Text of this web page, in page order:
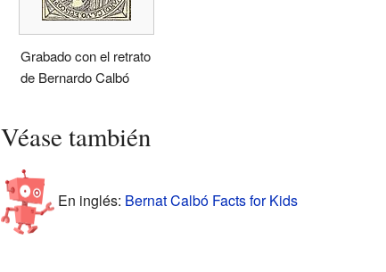
Grabado con el retrato
de Bernardo Calbó
Véase también
En inglés: Bernat Calbó Facts for Kids